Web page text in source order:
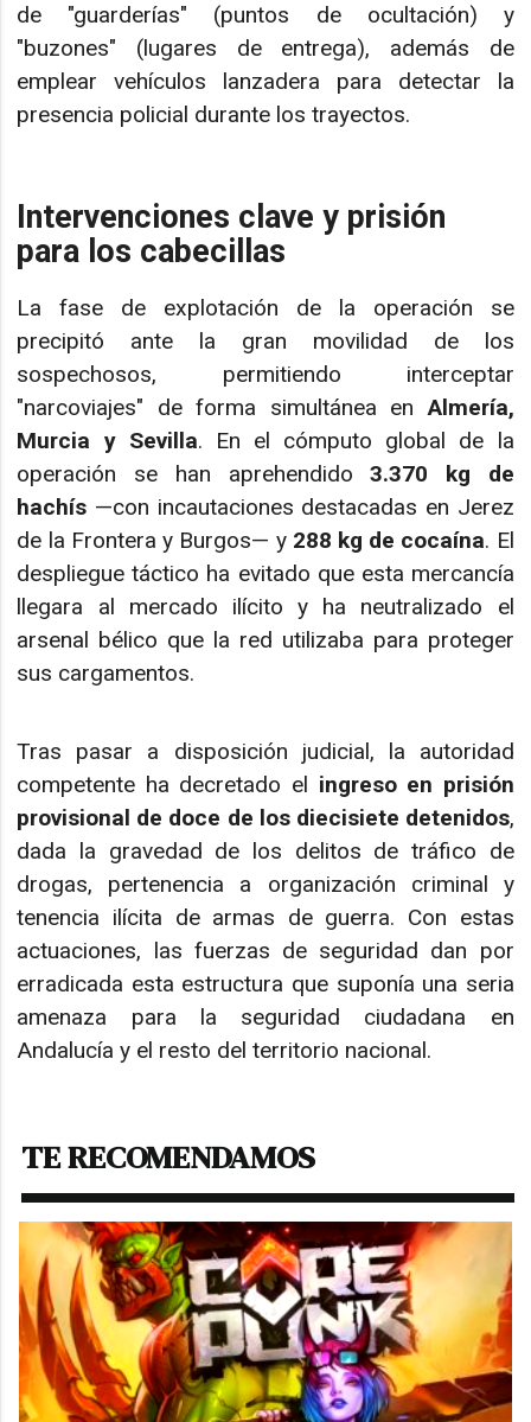
de "guarderías" (puntos de ocultación) y
"buzones" (lugares de entrega), además de
emplear vehículos lanzadera para detectar la
presencia policial durante los trayectos.
Intervenciones clave y prisión
para los cabecillas
La fase de explotación de la operación se
precipitó ante la gran movilidad de los
sospechosos, permitiendo interceptar
"narcoviajes" de forma simultánea enAlmería,
Murcia y Sevilla. En el cómputo global de la
operación se han aprehendido3.370 kg de
hachís —con incautaciones destacadas en Jerez
de la Frontera y Burgos— y 288 kg de cocaína. El
despliegue táctico ha evitado que esta mercancía
llegara al mercado ilícito y ha neutralizado el
arsenal bélico que la red utilizaba para proteger
sus cargamentos.
Tras pasar a disposición judicial, la autoridad
competente ha decretado el ingreso en prisión
provisional de doce de los diecisiete detenidos,
dada la gravedad de los delitos de tráfico de
drogas, pertenencia a organización criminal y
tenencia ilícita de armas de guerra. Con estas
actuaciones, las fuerzas de seguridad dan por
erradicada esta estructura que suponía una seria
amenaza para la seguridad ciudadana en
Andalucía y el resto del territorio nacional.
TE RECOMENDAMOS